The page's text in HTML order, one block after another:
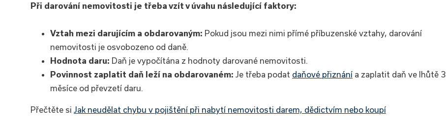
Při darování nemovitosti je třeba vzít v úvahu následující faktory:
Vztah mezi darujícím a obdarovaným: Pokud jsou mezi nimi přímé příbuzenské vztahy, darování
nemovitosti je osvobozeno od daně.
Hodnota daru: Daň je vypočítána z hodnoty darované nemovitosti.
Povinnost zaplatit daň leží na obdarovaném: Je třeba podat daňové přiznání a zaplatit daň ve lhůtě 3
měsíce od převzetí daru.
Přečtěte si Jak neudělat chybu v pojištění při nabytí nemovitosti darem, dědictvím nebo koupí